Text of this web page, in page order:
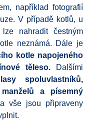
například fotografií
V případě kotlů, u
nahradit čestným
neznámá. Dále je
kotle napojeného
těleso. Dalšími
spoluvlastníků,
a písemný
vše jsou připraveny